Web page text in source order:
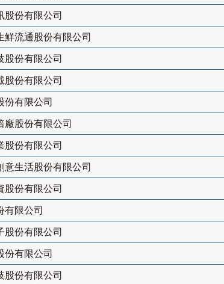
股份有限公司
鮮流通股份有限公司
股份有限公司
股份有限公司
份有限公司
廠股份有限公司
股份有限公司
意生活股份有限公司
股份有限公司
有限公司
股份有限公司
份有限公司
股份有限公司